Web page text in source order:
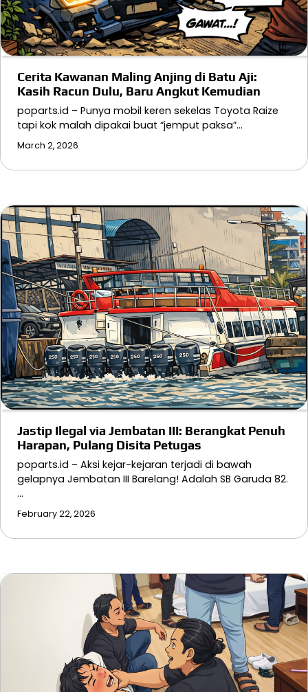
Cerita Kawanan Maling Anjing di Batu Aji:
Kasih Racun Dulu, Baru Angkut Kemudian
poparts.id – Punya mobil keren sekelas Toyota Raize
tapi kok malah dipakai buat “jemput paksa”…
March 2, 2026
Jastip Ilegal via Jembatan III: Berangkat Penuh
Harapan, Pulang Disita Petugas
poparts.id – Aksi kejar-kejaran terjadi di bawah
gelapnya Jembatan III Barelang! Adalah SB Garuda 82.
…
February 22, 2026